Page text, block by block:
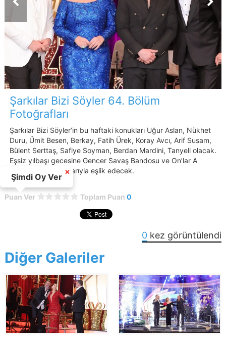
Şarkılar Bizi Söyler 64. Bölüm
Fotoğrafları
Şarkılar Bizi Söyler’in bu haftaki konukları Uğur Aslan, Nükhet
Duru, Ümit Besen, Berkay, Fatih Ürek, Koray Avcı, Arif Susam,
Bülent Serttaş, Safiye Soyman, Berdan Mardini, Tanyeli olacak.
Eşsiz yılbaşı gecesine Gencer Savaş Bandosu ve On’lar A
Capella sahne şovlarıyla eşlik edecek.
Puan Ver Toplam Puan 0
0 kez görüntülendi
Diğer Galeriler
Şimdi Oy Ver
×